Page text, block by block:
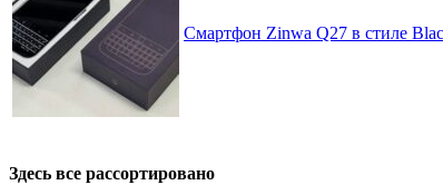
Смартфон Zinwa Q27 в стиле
Здесь все рассортировано